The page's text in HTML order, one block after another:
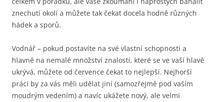
znechutí okolí a můžete tak čekat docela hodně různých
hádek a sporů.
Vodnář – pokud postavíte na své vlastní schopnosti a
hlavně na nemalé množství znalostí, které se ve vaší hlavě
ukrývá, můžete od července čekat to nejlepší. Nejhorší
práci by za vás měli udělat jiní (samozřejmě pod vaším
moudrým vedením) a navíc ukážete nový, ale velmi